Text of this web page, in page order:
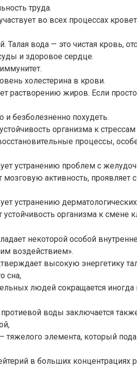
труда.
во всех процессах
Талая вода — это чистая кровь,
и здоровое сердце.
холестерина в крови.
растворению жиров. Если
безболезненно похудеть.
организма к
процессы,
устранению проблем с
активность, проявляет
устранению
организма к смене
некоторой особой
воздействием».
высокую энергетику
сна,
людей сокращается иногда
воды заключается
тяжелого элемента, который
в больших